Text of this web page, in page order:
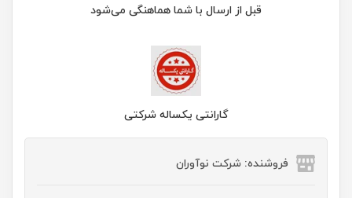
قبل از ارسال با شما هماهنگی می‌شود
گارانتی یکساله شرکتی
فروشنده: شرکت نوآوران